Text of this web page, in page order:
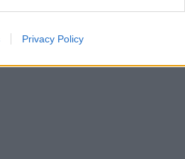
Privacy Policy
Χάρβεϊ